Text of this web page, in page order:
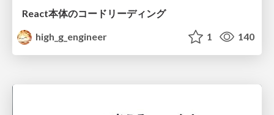
React本体のコードリーディング
high_g_engineer
1 140